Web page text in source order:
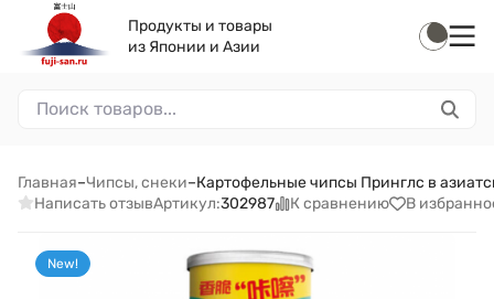
Продукты и товары
из Японии и Азии
Главная–Чипсы, снеки–Картофельные чипсы Принглс в
Написать отзывАртикул:302987 К сравнению В
New!